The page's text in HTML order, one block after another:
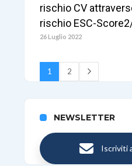
rischio CV
rischio ESC-
26 Luglio 2022
1 2
NEWSLETTER
Iscriviti